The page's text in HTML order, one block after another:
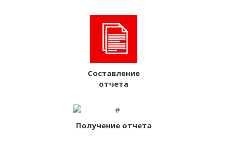
Составление
отчета
Получение отчета